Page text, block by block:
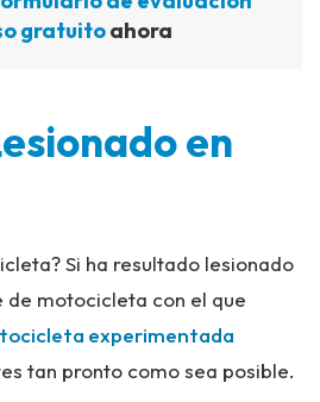
gratuitoahora
en
Si ha resultado lesionado
de motocicleta con el que
experimentada
tan pronto como sea posible.